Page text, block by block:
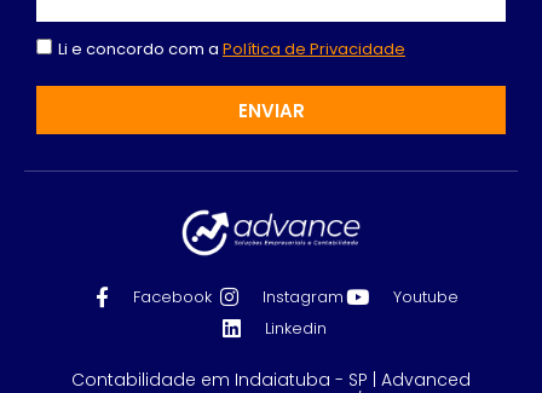
Li e concordo com a Política de Privacidade
ENVIAR
Facebook Instagram
Youtube
Linkedin
Contabilidade em Indaiatuba - SP | Advanced